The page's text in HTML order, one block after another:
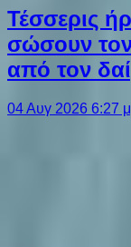
Τέσσερις
σώσουν τον
από τον
04 Αυγ 2026 6:27